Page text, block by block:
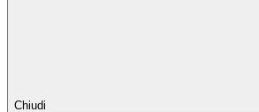
Chiudi